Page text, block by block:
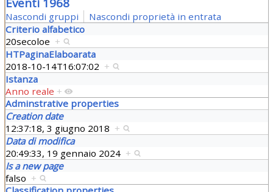
Nascondi gruppi
Nascondi proprietà in entrata
Criterio alfabetico
20secoloe +
HTPaginaElaboarata
2018-10-14T16:07:02 +
Istanza
Anno reale +
Adminstrative properties
Creation date
12:37:18, 3 giugno 2018 +
Data di modifica
20:49:33, 19 gennaio 2024 +
Is a new page
falso +